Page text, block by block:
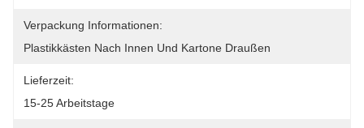
Verpackung Informationen:
Plastikkästen Nach Innen Und Kartone Draußen
Lieferzeit:
15-25 Arbeitstage